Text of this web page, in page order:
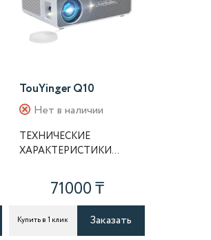
TouYinger Q10
Нет в наличии
ТЕХНИЧЕСКИЕ
ХАРАКТЕРИСТИКИ
Контрастность: 10000:1
Технология..71000 ₸
Купить в 1 клик Заказать